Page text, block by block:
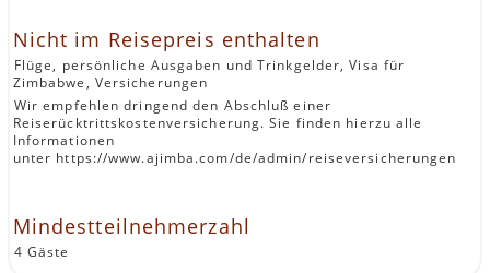
Nicht im Reisepreis enthalten
Flüge, persönliche Ausgaben und Trinkgelder, Visa für
Zimbabwe, Versicherungen
Wir empfehlen dringend den Abschluß einer
Reiserücktrittskostenversicherung. Sie finden hierzu alle
Informationen
unter https://www.ajimba.com/de/admin/reiseversicherungen
Mindestteilnehmerzahl
4 Gäste